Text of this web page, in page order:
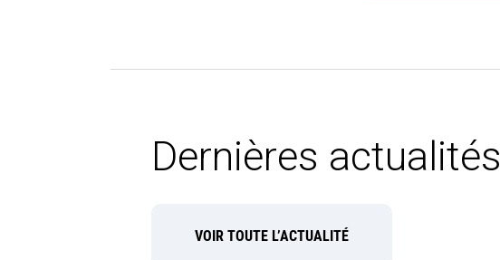
Dernières actualités
VOIR TOUTE L’ACTUALITÉ